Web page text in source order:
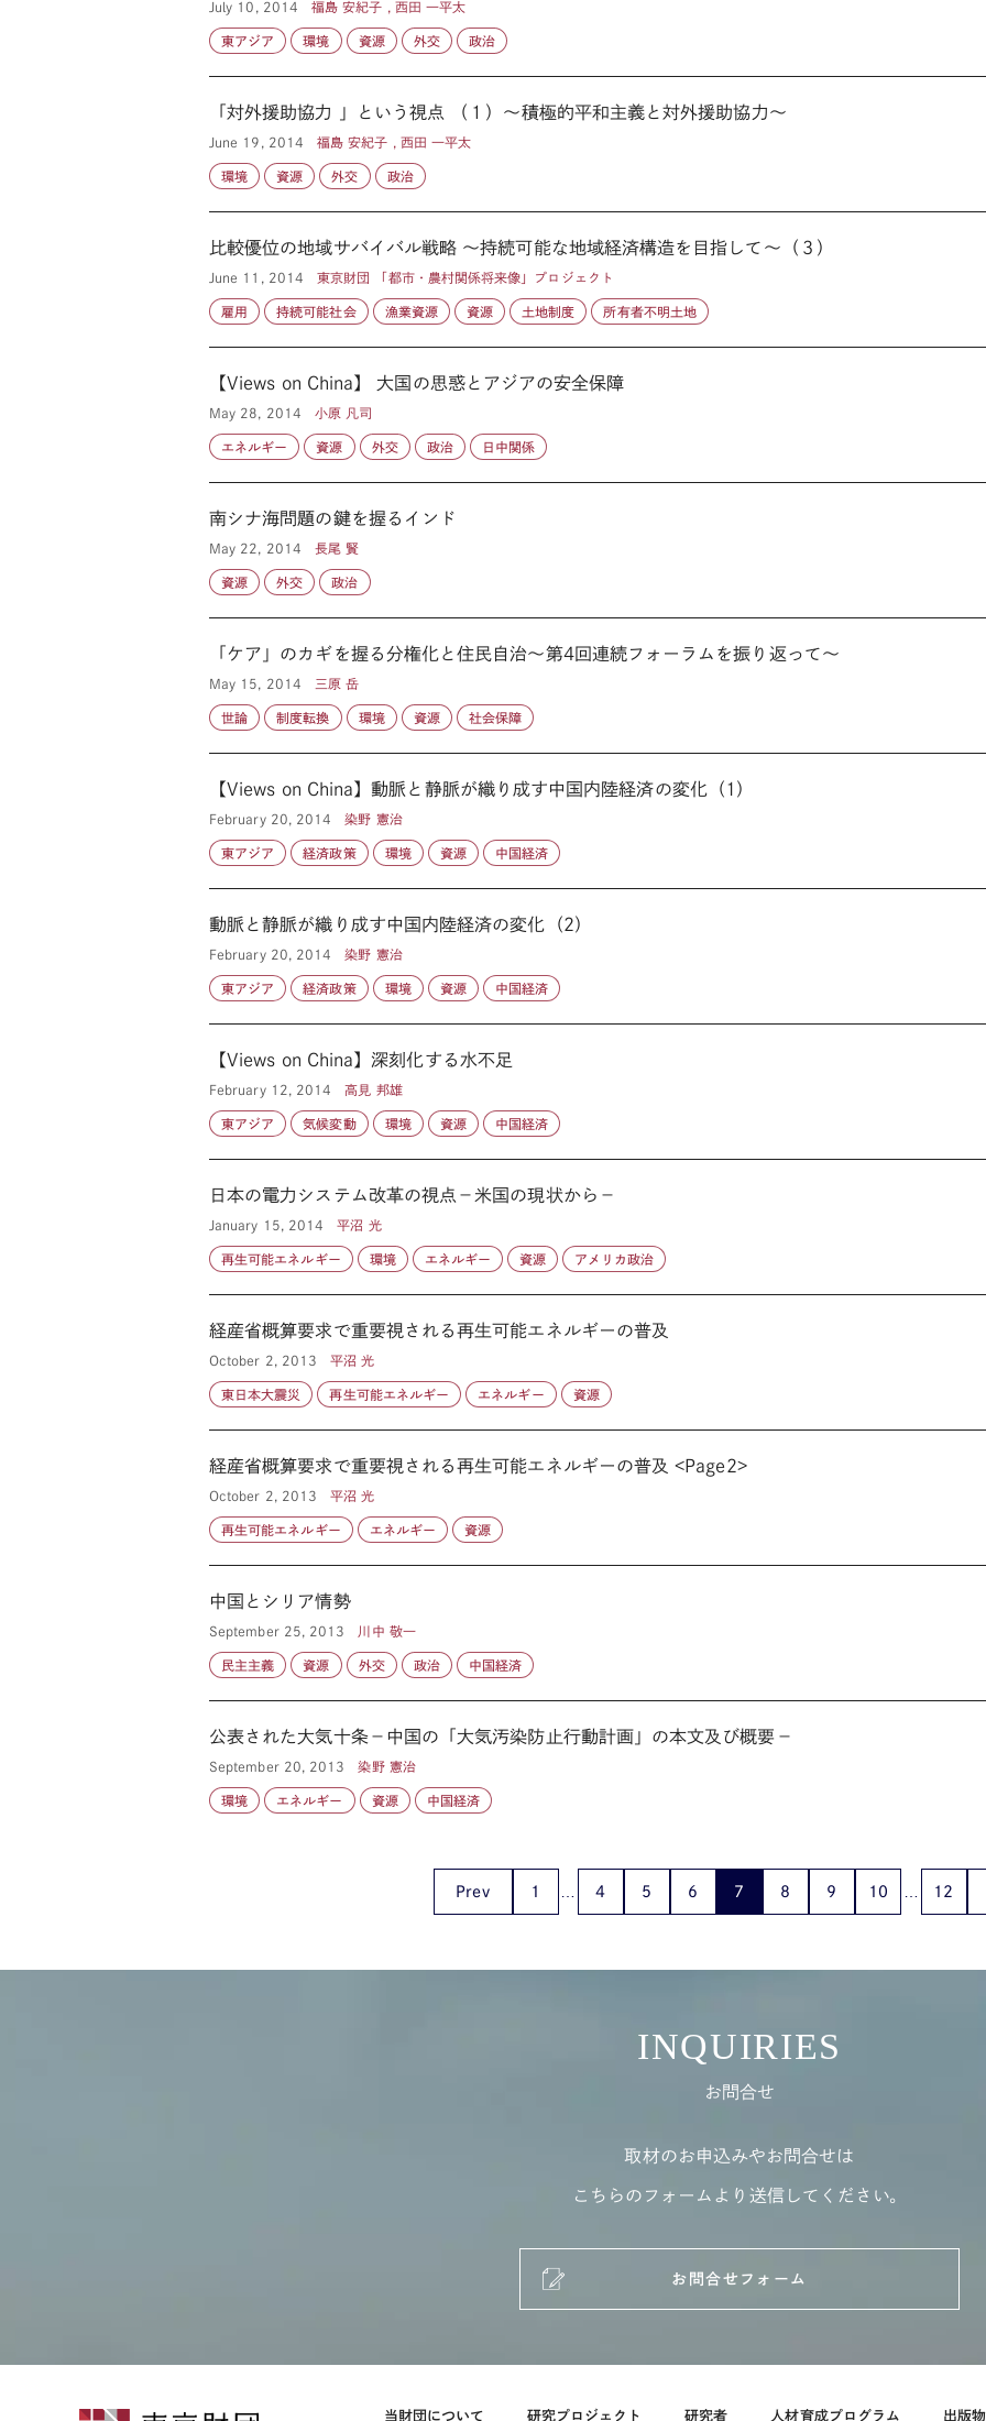
July 10, 2014 福島 安紀子 , 西田 一平太
東アジア 環境 資源 外交 政治
「対外援助協力 」という視点 （１）～積極的平和主義と対外援助協力～
June 19, 2014 福島 安紀子 , 西田 一平太
環境 資源 外交 政治
比較優位の地域サバイバル戦略 ～持続可能な地域経済構造を目指して～（３）
June 11, 2014 東京財団 「都市・農村関係将来像」プロジェクト
雇用 持続可能社会 漁業資源 資源 土地制度 所有者不明土地
【Views on China】 大国の思惑とアジアの安全保障
May 28, 2014 小原 凡司
エネルギー 資源 外交 政治 日中関係
南シナ海問題の鍵を握るインド
May 22, 2014 長尾 賢
資源 外交 政治
「ケア」のカギを握る分権化と住民自治～第4回連続フォーラムを振り返って～
May 15, 2014 三原 岳
世論 制度転換 環境 資源 社会保障
【Views on China】動脈と静脈が織り成す中国内陸経済の変化（1）
February 20, 2014 染野 憲治
東アジア 経済政策 環境 資源 中国経済
動脈と静脈が織り成す中国内陸経済の変化（2）
February 20, 2014 染野 憲治
東アジア 経済政策 環境 資源 中国経済
【Views on China】深刻化する水不足
February 12, 2014 高見 邦雄
東アジア 気候変動 環境 資源 中国経済
日本の電力システム改革の視点－米国の現状から－
January 15, 2014 平沼 光
再生可能エネルギー 環境 エネルギー 資源 アメリカ政治
経産省概算要求で重要視される再生可能エネルギーの普及
October 2, 2013 平沼 光
東日本大震災 再生可能エネルギー エネルギー 資源
経産省概算要求で重要視される再生可能エネルギーの普及 <Page2>
October 2, 2013 平沼 光
再生可能エネルギー エネルギー 資源
中国とシリア情勢
September 25, 2013 川中 敬一
民主主義 資源 外交 政治 中国経済
公表された大気十条－中国の「大気汚染防止行動計画」の本文及び概要－
September 20, 2013 染野 憲治
環境 エネルギー 資源 中国経済
Prev 1 4 5 6 7 8 9 10 12
INQUIRIES
お問合せ
取材のお申込みやお問合せは
こちらのフォームより送信してください。
お問合せフォーム
当財団について 研究プロジェクト 研究者 人材育成プログラム 出版